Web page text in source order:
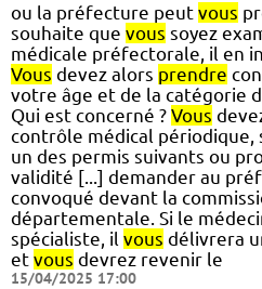
ou la préfecture peut vous
souhaite que vous soyez
médicale préfectorale, il en
Vous devez alors prendre
votre âge et de la catégorie
Qui est concerné ? Vous
contrôle médical périodique,
un des permis suivants ou
validité [...] demander au
convoqué devant la
départementale. Si le
spécialiste, il vous délivrera
et vous devrez revenir le
15/04/2025 17:00